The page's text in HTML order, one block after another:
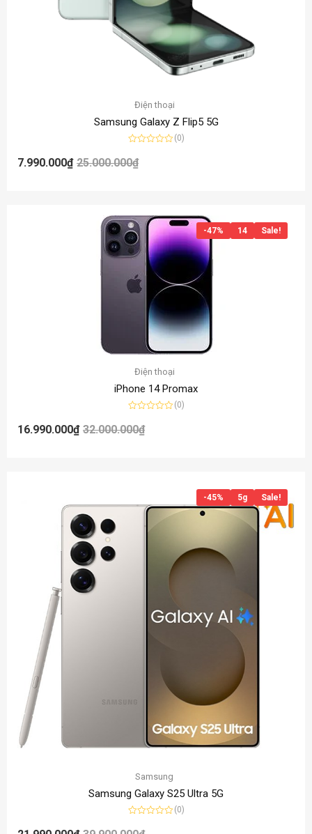
Điện thoại
Samsung Galaxy Z Flip5 5G
xếp
hạng
(0)
25.000.000₫
7.990.000₫
-47% 14 Sale!
Điện thoại
iPhone 14 Promax
xếp
hạng
(0)
32.000.000₫
16.990.000₫
-45% 5g Sale!
Samsung
Samsung Galaxy S25 Ultra 5G
xếp
(0)